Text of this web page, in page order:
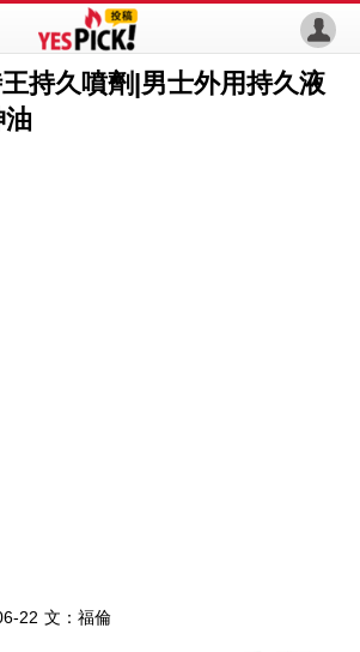
持久噴劑|男士外用持久液
22 文： 福倫